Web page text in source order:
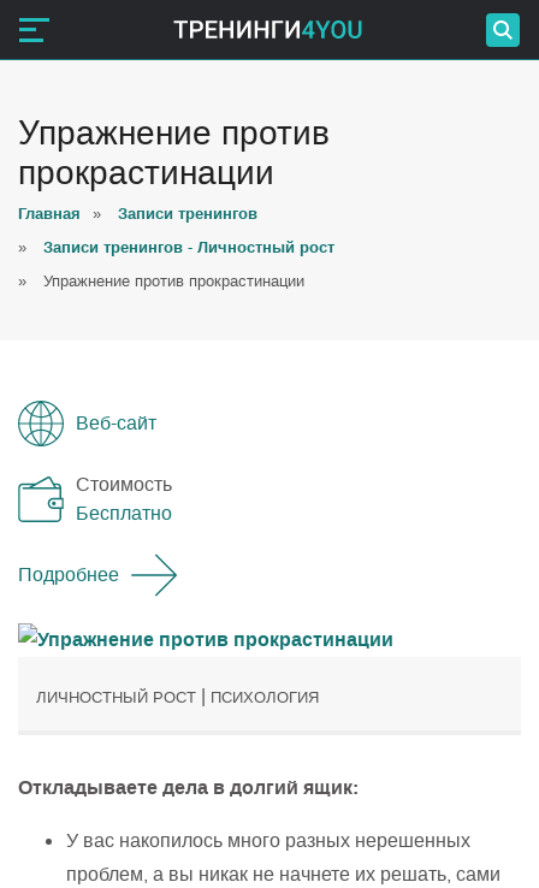
Упражнение против
прокрастинации
Главная » Записи тренингов
» Записи тренингов - Личностный рост
» Упражнение против прокрастинации
Веб-сайт
Стоимость
Бесплатно
Подробнее
ЛИЧНОСТНЫЙ РОСТ | ПСИХОЛОГИЯ
Откладываете дела в долгий ящик:
У вас накопилось много разных нерешенных
проблем, а вы никак не начнете их решать, сами